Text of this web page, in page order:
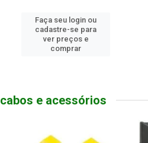
Faça seu login ou
cadastre-se para
ver preços e
comprar
cabos e acessórios